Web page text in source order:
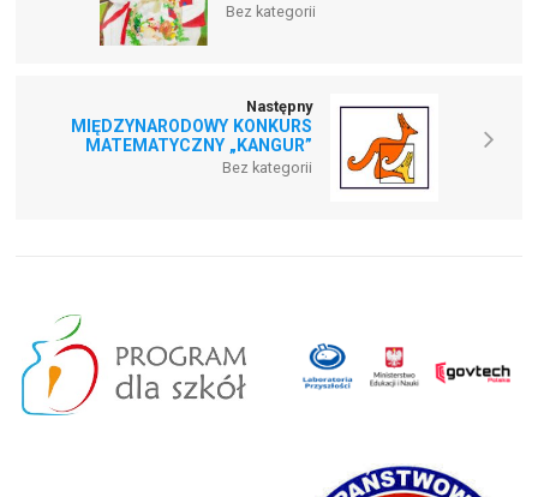
Bez kategorii
Następny
MIĘDZYNARODOWY KONKURS
MATEMATYCZNY „KANGUR”
Bez kategorii